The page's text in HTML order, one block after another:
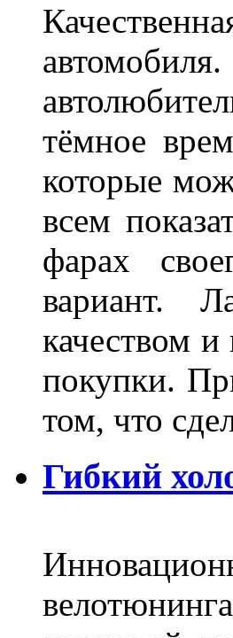
тёмное
которые
всем
фарах
вариант.
качеством
покупки.
том, что
Гибкий